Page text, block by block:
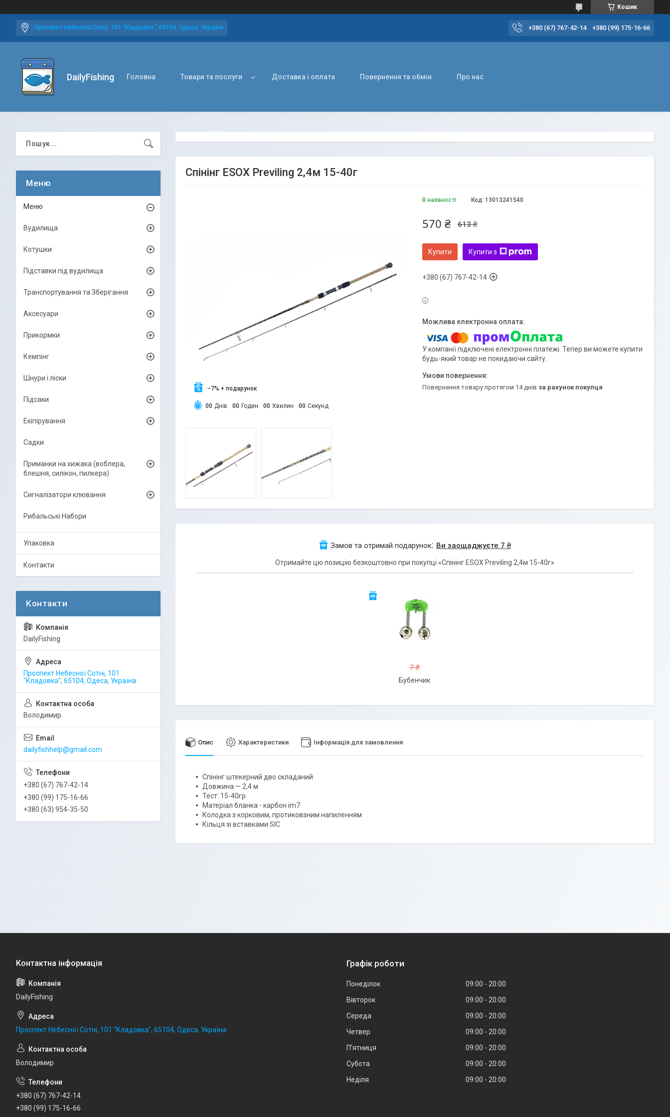
Кошик
Проспект Небесної Сотні, 101 "Кладовка", 65104, Одеса, Україна +380 (67) 767-42-14 +380 (99) 175-16-66
DailyFishing Головна Товари та послуги Доставка і оплата Повернення та обмін Про нас
Спінінг ESOX Previling 2,4м 15-40г
–7%
00 Днів 00 Годин 00 Хвилин 00 Секунд
В наявності Код: 13013241540
613 ₴
570 ₴
Купити Купити з
+380 (67) 767-42-14
У компанії підключені електронні платежі. Тепер ви можете купити
будь-який товар не покидаючи сайту.
повернення товару протягом 14 днів за рахунок покупця
Замов та отримай подарунок Ви заощаджуєте 7 ₴
Отримайте цю позицію безкоштовно при покупці «Спінінг ESOX Previling 2,4м 15-40г»
7 ₴
Бубенчик
Опис Характеристики Інформація для замовлення
Спінінг штекерний дво складаний
Довжина — 2,4 м
Тест: 15-40гр
Матеріал бланка - карбон im7
Колодка з корковим, протиковзним напиленням
Кільця зі вставками SIC
Меню
Вудилища
Котушки
Підставки під вудилища
Транспортування та Зберігання
Аксесуари
Прикормки
Кемпінг
Шнури і ліски
Підсаки
Екіпірування
Садки
Приманки на хижака (воблера,
блешня, силікон, пилкера)
Сигналізатори клювання
Рибальські Набори
Упаковка
Контакти
DailyFishing
Проспект Небесної Сотні, 101
"Кладовка", 65104, Одеса, Україна
Володимир
dailyfishhelp@gmail.com
+380 (67) 767-42-14
+380 (99) 175-16-66
+380 (63) 954-35-50
DailyFishing
Проспект Небесної Сотні, 101 "Кладовка", 65104, Одеса, Україна
Володимир
+380 (67) 767-42-14
+380 (99) 175-16-66
Графік роботи
Понеділок 09:00
20:00
Вівторок
09:00
20:00
Середа
09:00
20:00
Четвер
09:00
20:00
Пʼятниця
09:00
20:00
Субота
09:00
20:00
Неділя
09:00 20:00